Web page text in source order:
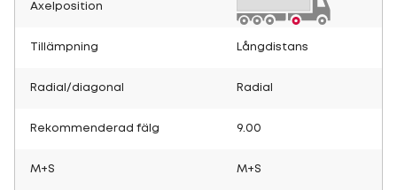
Axelposition
Tillämpning Långdistans
Radial/diagonal Radial
Rekommenderad fälg 9.00
M+S M+S